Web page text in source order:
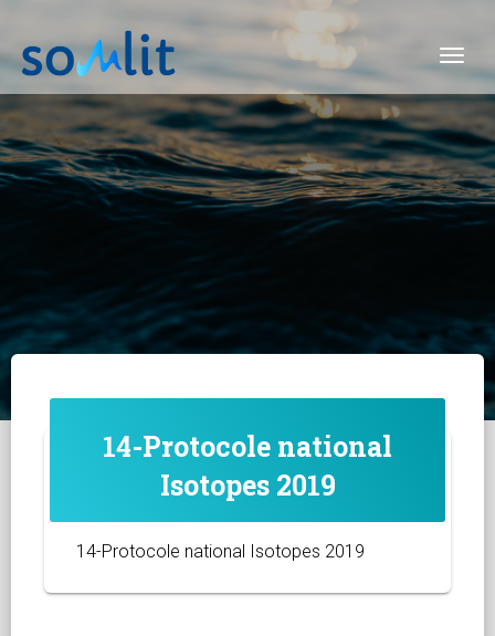
14-Protocole national
Isotopes 2019
14-Protocole national Isotopes 2019